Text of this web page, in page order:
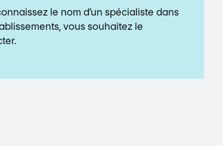
le nom d’un spécialiste dans
vous souhaitez le